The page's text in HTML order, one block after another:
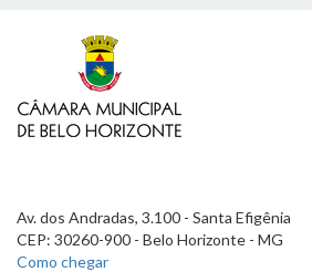
Av. dos Andradas, 3.100 - Santa Efigênia
CEP: 30260-900 - Belo Horizonte - MG
Como chegar